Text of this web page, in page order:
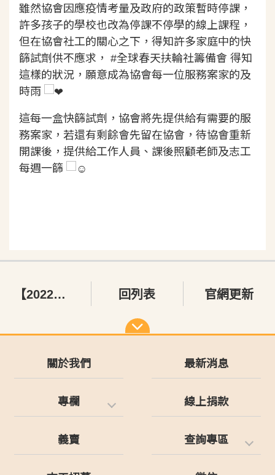
雖然協會因應疫情考量及政府的政策暫時停課，
許多孩子的學校也改為停課不停學的線上課程，
但在協會社工的關心之下，得知許多家庭中的快
篩試劑供不應求， #全球春天扶輪社籌備會 得知
這樣的狀況，願意成為協會每一位服務案家的及
時雨
這每一盒快篩試劑，協會將先提供給有需要的服
務案家，若還有剩餘會先留在協會，待協會重新
開課後，提供給工作人員、課後照顧老師及志工
每週一篩
【2022紅包傳情．虎三寶】花絮 回列表 官網更新
關於我們 最新消息
專欄 線上捐款
義賣 查詢專區